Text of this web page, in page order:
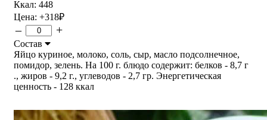
Ккал: 448
Цена: +318₽
– +
Состав
Яйцо куриное, молоко, соль, сыр, масло подсолнечное,
помидор, зелень. На 100 г. блюдо содержит: белков - 8,7 г
., жиров - 9,2 г., углеводов - 2,7 гр. Энергетическая
ценность - 128 ккал